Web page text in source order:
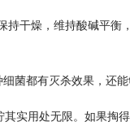
持干燥，维持酸碱平衡
菌都有灭杀效果，还能
实用处无限。如果掏